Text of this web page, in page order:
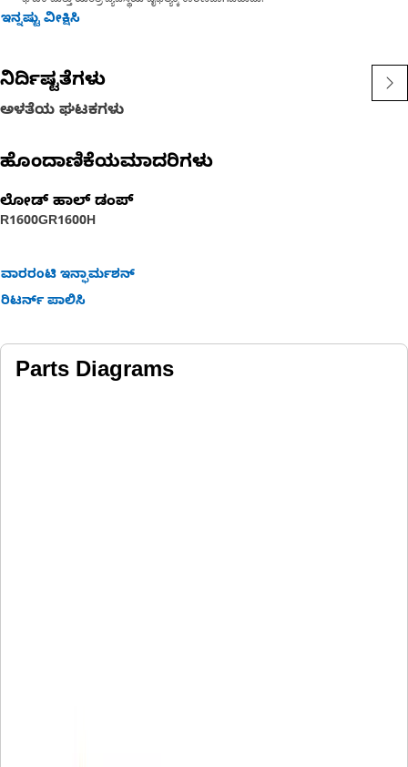
ಇನ್ನಷ್ಟು ವೀಕ್ಷಿಸಿ
ನಿರ್ದಿಷ್ಟತೆಗಳು
ಅಳತೆಯ ಘಟಕಗಳು
ಹೊಂದಾಣಿಕೆಯಮಾದರಿಗಳು
ಲೋಡ್ ಹಾಲ್ ಡಂಪ್
R1600GR1600H
ವಾರರಂಟಿ ಇನ್ಫಾರ್ಮಶನ್
ರಿಟರ್ನ್ ಪಾಲಿಸಿ
Parts Diagrams